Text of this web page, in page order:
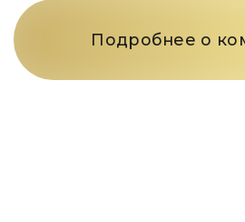
Подробнее о